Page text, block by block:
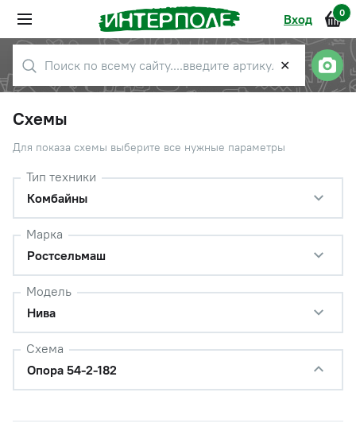
Вход 0
✕
Схемы
Для показа схемы выберите все нужные параметры
Тип техники
Комбайны
Марка
Ростсельмаш
Модель
Нива
Схема
Опора 54-2-182